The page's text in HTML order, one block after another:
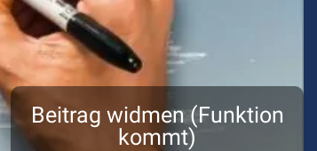
Beitrag widmen (Funktion
kommt)